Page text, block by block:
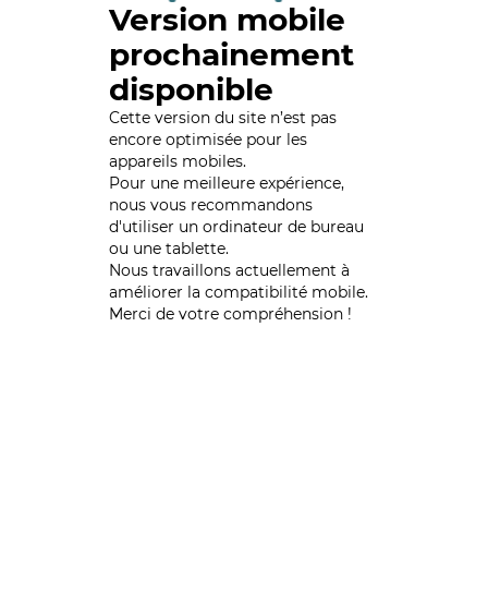
Version mobile
prochainement
disponible
Cette version du site n’est pas
encore optimisée pour les
appareils mobiles.
Pour une meilleure expérience,
nous vous recommandons
d'utiliser un ordinateur de bureau
ou une tablette.
Nous travaillons actuellement à
améliorer la compatibilité mobile.
Merci de votre compréhension !